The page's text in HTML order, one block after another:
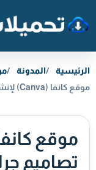
الرئيسية المدونة
موقع كانفا (Canva) لإنشاء تصاميم جرافيك احترافية بسهولة ومجاناً
تصاميم